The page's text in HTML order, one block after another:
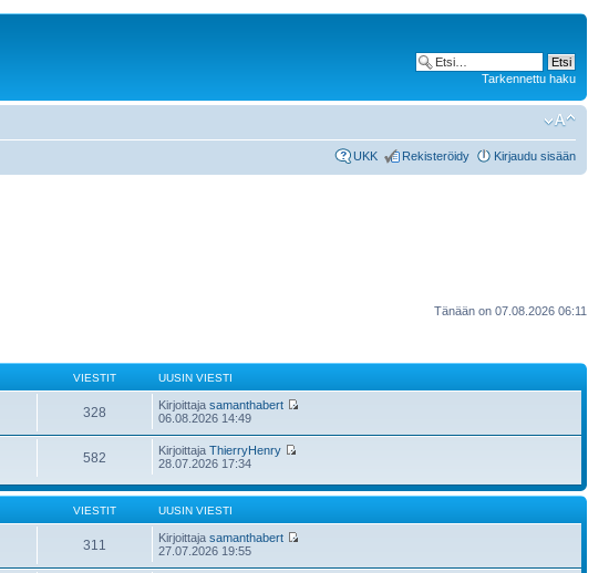
Tarkennettu haku
UKK Rekisteröidy Kirjaudu sisään
Tänään on 07.08.2026 06:11
VIESTIT UUSIN VIESTI
328 Kirjoittajasamanthabert
06.08.2026 14:49
582 KirjoittajaThierryHenry
28.07.2026 17:34
VIESTIT UUSIN VIESTI
311 Kirjoittajasamanthabert
27.07.2026 19:55